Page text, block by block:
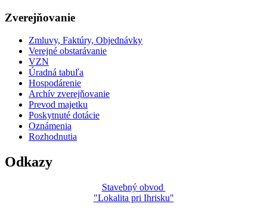
Zverejňovanie
Zmluvy, Faktúry, Objednávky
Verejné obstarávanie
VZN
Úradná tabuľa
Hospodárenie
Archív zverejňovanie
Prevod majetku
Poskytnuté dotácie
Oznámenia
Rozhodnutia
Odkazy
Stavebný obvod
"Lokalita pri Ihrisku"